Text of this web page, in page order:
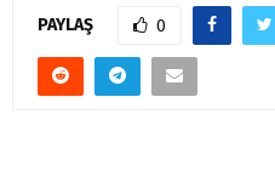
PAYLAŞ 0